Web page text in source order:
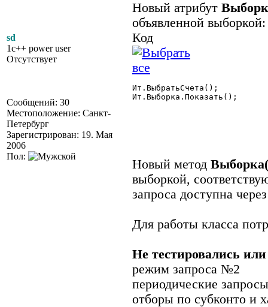
sd
1c++ power user
Отсутствует
Сообщений: 30
Местоположение: Санкт-
Петербург
Зарегистрирован: 19. Мая
2006
Пол:
Новый атрибут
объявленной выборкой:
Код
Ит.ВыбратьСчета();
Ит.Выборка.Показать();
Новый метод
выборкой,
запроса доступна
Для работы класса
Не тестировались
режим запроса №2
периодические
отборы по субконто и